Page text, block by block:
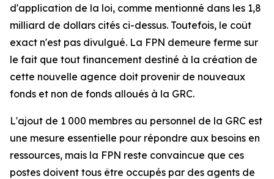
d'application de la loi, comme mentionné dans les 1,8
milliard de dollars cités ci-dessus. Toutefois, le coût
exact n'est pas divulgué. La FPN demeure ferme sur
le fait que tout financement destiné à la création de
cette nouvelle agence doit provenir de nouveaux
fonds et non de fonds alloués à la GRC.
L'ajout de 1 000 membres au personnel de la GRC est
une mesure essentielle pour répondre aux besoins en
ressources, mais la FPN reste convaincue que ces
postes doivent tous être occupés par des agents de